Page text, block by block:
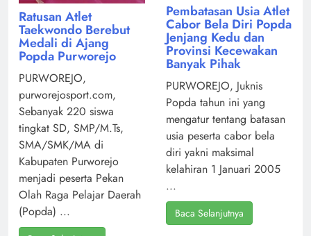
Ratusan Atlet
Taekwondo Berebut
Medali di Ajang
Popda Purworejo
PURWOREJO,
purworejosport.com,
Sebanyak 220 siswa
tingkat SD, SMP/M.Ts,
SMA/SMK/MA di
Kabupaten Purworejo
menjadi peserta Pekan
Olah Raga Pelajar Daerah
(Popda) ...
Pembatasan Usia Atlet
Cabor Bela Diri Popda
Jenjang Kedu dan
Provinsi Kecewakan
Banyak Pihak
PURWOREJO, Juknis
Popda tahun ini yang
mengatur tentang batasan
usia peserta cabor bela
diri yakni maksimal
kelahiran 1 Januari 2005
...
Baca Selanjutnya